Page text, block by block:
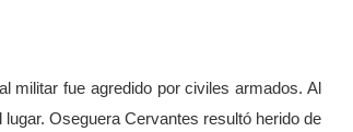
militar fue agredido por civiles armados. Al
Oseguera Cervantes resultó herido de